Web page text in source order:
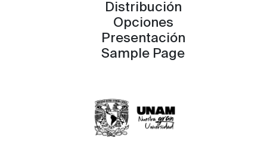
Distribución
Opciones
Presentación
Sample Page